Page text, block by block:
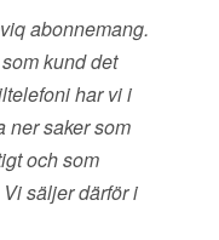
abonnemang.
kund det
har vi i
ner saker som
och som
säljer därför i